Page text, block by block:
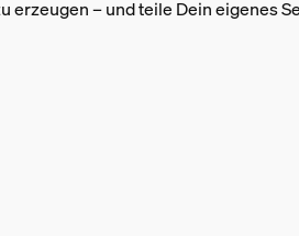
erzeugen – und teile Dein eigenes